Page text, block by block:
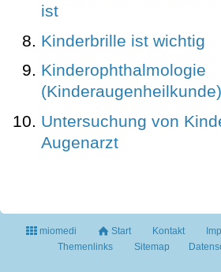
ist
Kinderbrille ist wichtig
Kinderophthalmologie
(Kinderaugenheilkunde)
Untersuchung von
Augenarzt
miomedi Start Kontakt
Themenlinks
Sitemap